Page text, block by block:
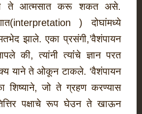
ते आत्मसात करू शकत असे.
) दोघांमध्ये
झाले. एका प्रसंगी,’वैशंपायन
की, त्यांनी त्यांंचे ज्ञान परत
याने ते ओकून टाकले. ‘वैशंपायन
शिष्याने, जो ते ग्रहण करण्यास
पक्षाचे रूप घेउन ते खाऊन